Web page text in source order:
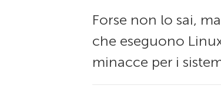
Forse non lo sai,
che eseguono
minacce per i